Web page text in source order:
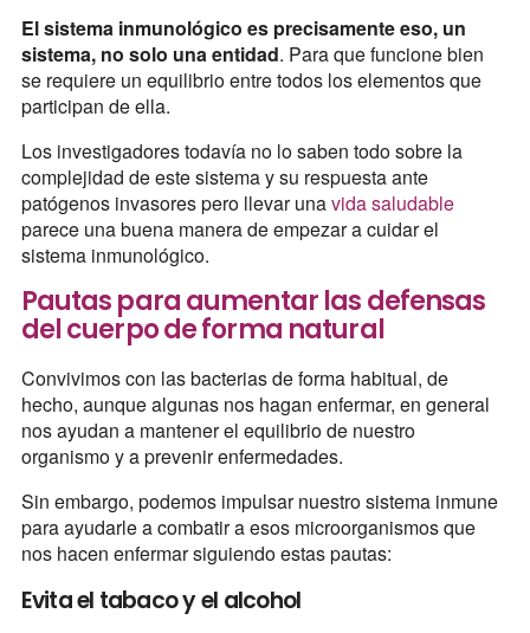
El sistema inmunológico es precisamente eso, un
sistema, no solo una entidad. Para que funcione bien
se requiere un equilibrio entre todos los elementos que
participan de ella.
Los investigadores todavía no lo saben todo sobre la
complejidad de este sistema y su respuesta ante
patógenos invasores pero llevar unavida saludable
parece una buena manera de empezar a cuidar el
sistema inmunológico.
Pautas para aumentar las defensas
del cuerpo de forma natural
Convivimos con las bacterias de forma habitual, de
hecho, aunque algunas nos hagan enfermar, en general
nos ayudan a mantener el equilibrio de nuestro
organismo y a prevenir enfermedades.
Sin embargo, podemos impulsar nuestro sistema inmune
para ayudarle a combatir a esos microorganismos que
nos hacen enfermar siguiendo estas pautas:
Evita el tabaco y el alcohol